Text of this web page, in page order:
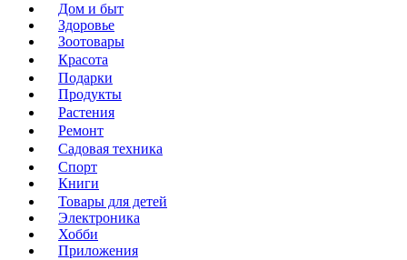
Дом и быт
Здоровье
Зоотовары
Красота
Подарки
Продукты
Растения
Ремонт
Садовая техника
Спорт
Книги
Товары для детей
Электроника
Хобби
Приложения